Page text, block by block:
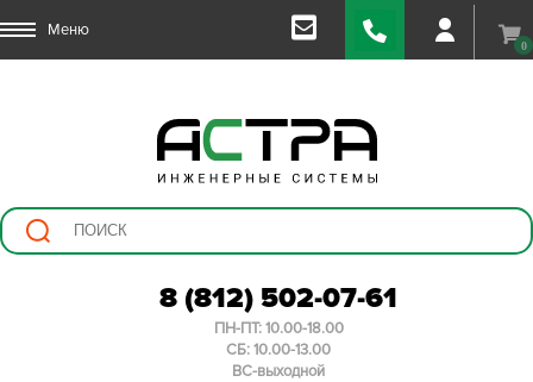
Меню
0
8 (812) 502-07-61
ПН-ПТ: 10.00-18.00
СБ: 10.00-13.00
ВС-выходной